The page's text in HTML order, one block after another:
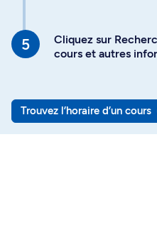
Cliquez sur
cours et autres
Trouvez l’horaire d’un cours